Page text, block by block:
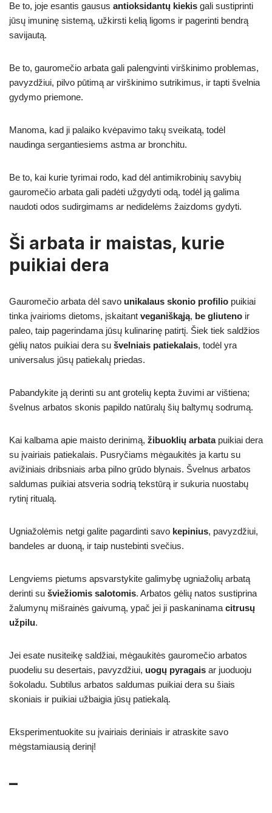
Be to, joje esantis gausus antioksidantų kiekis gali sustiprinti
jūsų imuninę sistemą, užkirsti kelią ligoms ir pagerinti bendrą
savijautą.
Be to, gauromečio arbata gali palengvinti virškinimo problemas,
pavyzdžiui, pilvo pūtimą ar virškinimo sutrikimus, ir tapti švelnia
gydymo priemone.
Manoma, kad ji palaiko kvėpavimo takų sveikatą, todėl
naudinga sergantiesiems astma ar bronchitu.
Be to, kai kurie tyrimai rodo, kad dėl antimikrobinių savybių
gauromečio arbata gali padėti užgydyti odą, todėl ją galima
naudoti odos sudirgimams ar nedidelėms žaizdoms gydyti.
Ši arbata ir maistas, kurie
puikiai dera
Gauromečio arbata dėl savo unikalaus skonio profilio puikiai
tinka įvairioms dietoms, įskaitant veganiškąją, be gliuteno ir
paleo, taip pagerindama jūsų kulinarinę patirtį. Šiek tiek saldžios
gėlių natos puikiai dera su švelniais patiekalais, todėl yra
universalus jūsų patiekalų priedas.
Pabandykite ją derinti su ant grotelių kepta žuvimi ar vištiena;
švelnus arbatos skonis papildo natūralų šių baltymų sodrumą.
Kai kalbama apie maisto derinimą, žibuoklių arbatapuikiai dera
su įvairiais patiekalais. Pusryčiams mėgaukitės ja kartu su
avižiniais dribsniais arba pilno grūdo blynais. Švelnus arbatos
saldumas puikiai atsveria sodrią tekstūrą ir sukuria nuostabų
rytinį ritualą.
Ugniažolėmis netgi galite pagardinti savo kepinius, pavyzdžiui,
bandeles ar duoną, ir taip nustebinti svečius.
Lengviems pietums apsvarstykite galimybę ugniažolių arbatą
derinti su šviežiomis salotomis. Arbatos gėlių natos sustiprina
žalumynų mišrainės gaivumą, ypač jei ji paskaninama citrusų
užpilu.
Jei esate nusiteikę saldžiai, mėgaukitės gauromečio arbatos
puodeliu su desertais, pavyzdžiui, uogų pyragais ar juoduoju
šokoladu. Subtilus arbatos saldumas puikiai dera su šiais
skoniais ir puikiai užbaigia jūsų patiekalą.
Eksperimentuokite su įvairiais deriniais ir atraskite savo
mėgstamiausią derinį!
–